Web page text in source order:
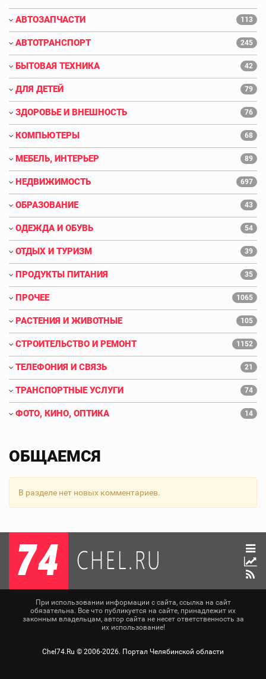
АВТОЗАПЧАСТИ 113
АВТОТРАНСПОРТ 245
БЫТОВАЯ ТЕХНИКА 42
ДЛЯ ДЕТЕЙ 79
ЗДОРОВЬЕ И ВНЕШНОСТЬ 76
КОМПЬЮТЕРЫ 68
МЕБЕЛЬ, ИНТЕРЬЕР 89
НЕДВИЖИМОСТЬ 697
ОБРАЗОВАНИЕ 43
ОДЕЖДА И ОБУВЬ 54
ОТДЫХ И ТУРИЗМ 39
ПРОДУКТЫ ПИТАНИЯ 35
ПРОЧЕЕ 1065
РАСТЕНИЯ И ЖИВОТНЫЕ 105
СТРОИТЕЛЬСТВО И РЕМОНТ 1152
ТЕЛЕФОНИЯ И СВЯЗЬ 21
ТРАНСПОРТНЫЕ УСЛУГИ 74
ФОТО, КИНО, ОПТИКА 14
ОБЩАЕМСЯ
В разделе нет новых комментариев.
При использовании информации с сайта, ссылка на сайт
обязательна. Все что публикуется на сайте, принадлежит их
законным владельцам, автор сайта не несет ответственность за
их использование!
Chel74.Ru © 2006-2026. Портал Челябинской области